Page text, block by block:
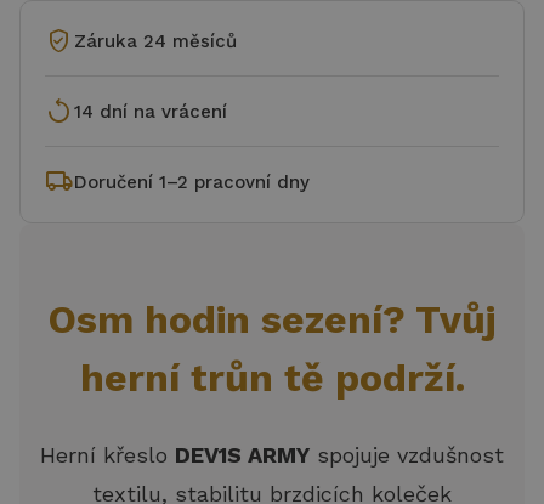
verified_user Záruka 24 měsíců
replay 14 dní na vrácení
local_shippingDoručení 1–2 pracovní dny
Osm hodin sezení? Tvůj
herní trůn tě podrží.
Herní křeslo DEV1S ARMY spojuje vzdušnost
textilu, stabilitu brzdicích koleček